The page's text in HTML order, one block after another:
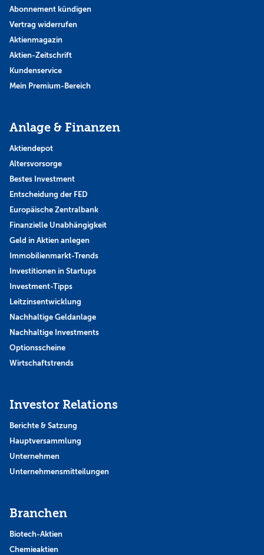
Abonnement kündigen
Vertrag widerrufen
Aktienmagazin
Aktien-Zeitschrift
Kundenservice
Mein Premium-Bereich
Anlage & Finanzen
Aktiendepot
Altersvorsorge
Bestes Investment
Entscheidung der FED
Europäische Zentralbank
Finanzielle Unabhängigkeit
Geld in Aktien anlegen
Immobilienmarkt-Trends
Investitionen in Startups
Investment-Tipps
Leitzinsentwicklung
Nachhaltige Geldanlage
Nachhaltige Investments
Optionsscheine
Wirtschaftstrends
Investor Relations
Berichte & Satzung
Hauptversammlung
Unternehmen
Unternehmensmitteilungen
Branchen
Biotech-Aktien
Chemieaktien